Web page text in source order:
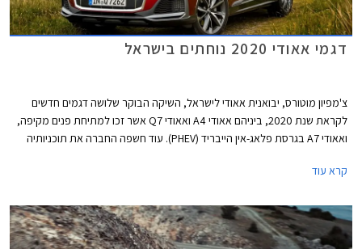
דגמי אאודי 2020 נוחתים בישראל
צ'מפיון מוטורס, יבואנית אאודי לישראל, השיקה הבוקר שלושה דגמים חדשים
לקראת שנת 2020, ביניהם אאודי A4 ואאודי Q7 אשר זכו למתיחת פנים מקיפה,
ואאודי A7 בגרסת פלאג-אין הייבריד (PHEV). עוד חשפה החברה את תוכניותיה
קרא עוד